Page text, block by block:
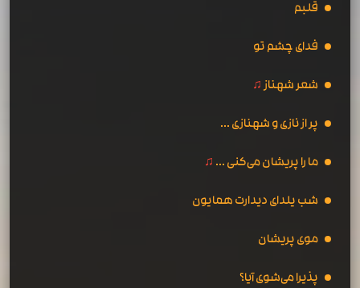
قلبم
فدای چشم تو
شعر شهناز♫
پر از نازی و شهنازی ...
ما را پریشان می‌کنی ... ♫
شب یلدای دیدارت همایون
موی پریشان
پذیرا می‌شوی آیا؟